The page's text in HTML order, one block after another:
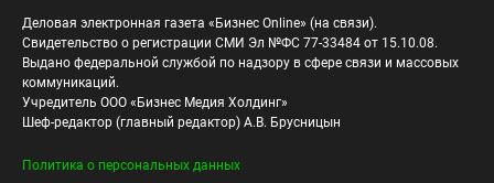
Деловая электронная газета «Бизнес Online» (на связи).
Свидетельство о регистрации СМИ Эл №ФС 77-33484 от 15.10.08.
Выдано федеральной службой по надзору в сфере связи и массовых
коммуникаций.
Учредитель ООО «Бизнес Медия Холдинг»
Шеф-редактор (главный редактор) А.В. Брусницын
Политика о персональных данных